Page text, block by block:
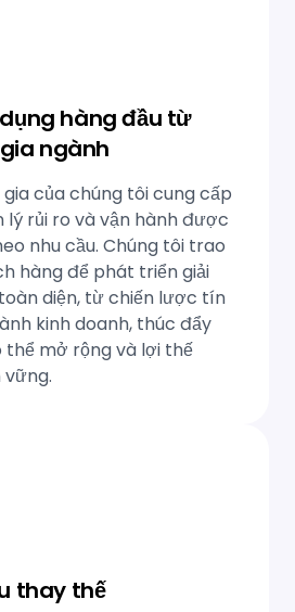
hàng đầu từ
ngành
của chúng tôi cung cấp
lý rủi ro và vận hành được
nhu cầu. Chúng tôi trao
hàng để phát triển giải
diện, từ chiến lược tín
kinh doanh, thúc đẩy
mở rộng và lợi thế
thay thế